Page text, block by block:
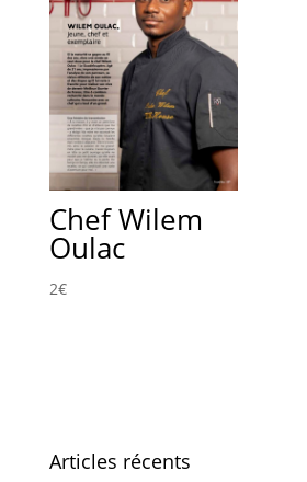
Chef Wilem
Oulac
2€
Articles récents